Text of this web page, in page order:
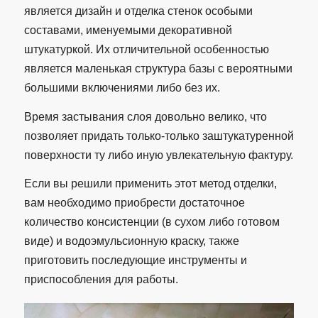
является дизайн и отделка стенок особыми
составами, именуемыми декоративной
штукатуркой. Их отличительной особенностью
является маленькая структура базы с вероятными
большими включениями либо без их.
Время застывания слоя довольно велико, что
позволяет придать только-только заштукатуренной
поверхности ту либо иную увлекательную фактуру.
Если вы решили применить этот метод отделки,
вам необходимо приобрести достаточное
количество консистенции (в сухом либо готовом
виде) и водоэмульсионную краску, также
приготовить последующие инструменты и
приспособления для работы.